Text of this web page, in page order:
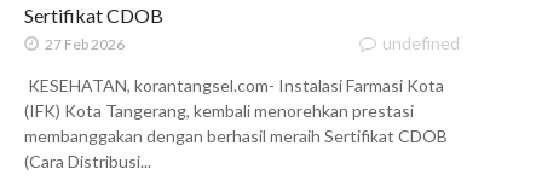
Sertifikat CDOB
27 Feb 2026 undefined
KESEHATAN, korantangsel.com- Instalasi Farmasi Kota
(IFK) Kota Tangerang, kembali menorehkan prestasi
membanggakan dengan berhasil meraih Sertifikat CDOB
(Cara Distribusi...